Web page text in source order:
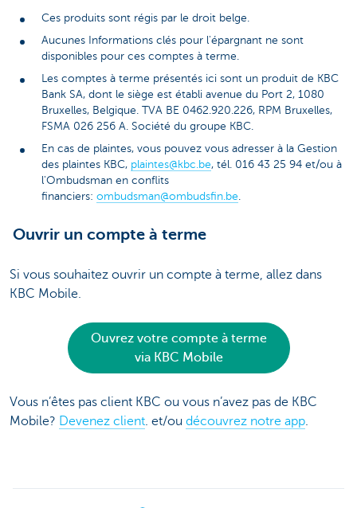
Ces produits sont régis par le droit belge.
Aucunes Informations clés pour l'épargnant ne sont
disponibles pour ces comptes à terme.
Les comptes à terme présentés ici sont un produit de KBC
Bank SA, dont le siège est établi avenue du Port 2, 1080
Bruxelles, Belgique. TVA BE 0462.920.226, RPM Bruxelles,
FSMA 026 256 A. Société du groupe KBC.
En cas de plaintes, vous pouvez vous adresser à la Gestion
des plaintes KBC, plaintes@kbc.be, tél. 016 43 25 94 et/ou à
l'Ombudsman en conflits
financiers: ombudsman@ombudsfin.be
Ouvrir un compte à terme
Si vous souhaitez ouvrir un compte à terme, allez dans
KBC Mobile.
Ouvrez votre compte à terme
via KBC Mobile
Vous n’êtes pas client KBC ou vous n’avez pas de KBC
Mobile? Devenez client. et/ou découvrez notre app.